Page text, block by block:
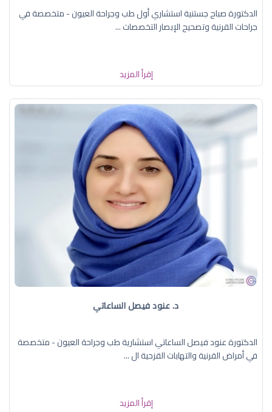
الدكتورة صباح جستنية استشاري أول طب وجراحة العيون - متخصصة في
جراحات القرنية وتصحيح الإبصار التخصصات ...
إقرأ المزيد
د. عنود فيصل الساعاتي
الدكتورة عنود فيصل الساعاتي استشارية طب وجراحة العيون - متخصصة
في أمراض القرنية والتهابات القزحية ال ...
إقرأ المزيد